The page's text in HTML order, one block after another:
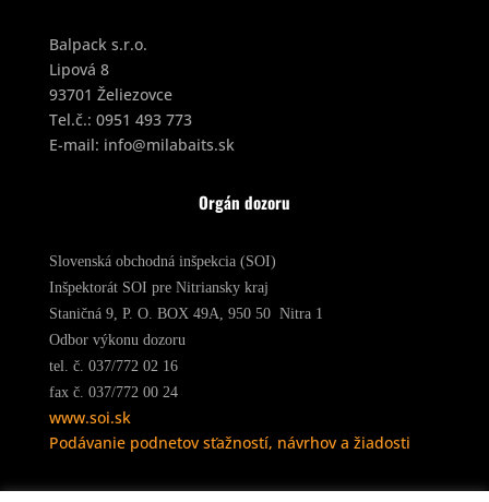
Balpack s.r.o.
Lipová 8
93701 Želiezovce
Tel.č.: 0951 493 773
E-mail: info@milabaits.sk
Orgán dozoru
Slovenská obchodná inšpekcia (SOI)
Inšpektorát SOI pre Nitriansky kraj
Staničná 9, P. O. BOX 49A, 950 50 Nitra 1
Odbor výkonu dozoru
tel. č. 037/772 02 16
fax č. 037/772 00 24
www.soi.sk
Podávanie podnetov sťažností, návrhov a žiadosti